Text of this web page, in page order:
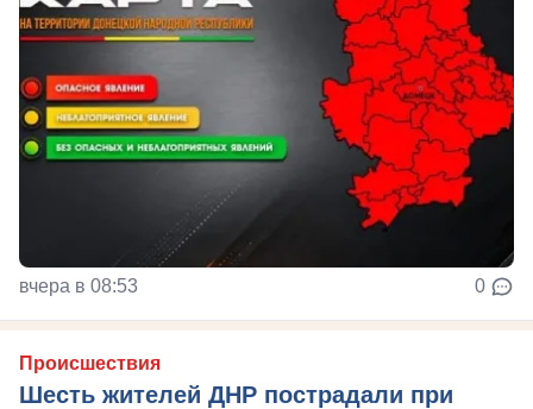
вчера в 08:53 0
Происшествия
Шесть жителей ДНР пострадали при